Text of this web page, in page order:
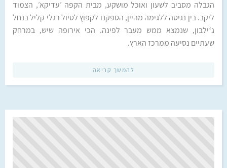
הגבלה מסביב לשעון ואוכל מושקע, מבית הקפה ׳עדיקא׳, הצמוד
ליקב. בין נגיסה ללגימה מהיין, הספקנו לקפוץ לטיול רגלי קליל בנחל
ג‘ילבון, שנמצא ממש מעבר לפינה. הכי אירופה שיש, במרחק
שעתיים נסיעה ממרכז הארץ.
להמשך קריאה